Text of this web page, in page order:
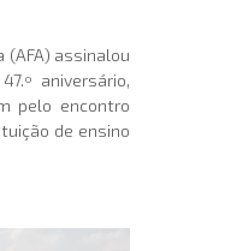
(AFA) assinalou
aniversário,
pelo encontro
de ensino